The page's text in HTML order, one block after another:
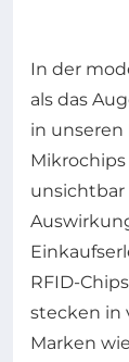
In der
als das
in
unsichtbar
RFID-
stecken in
Marken wie